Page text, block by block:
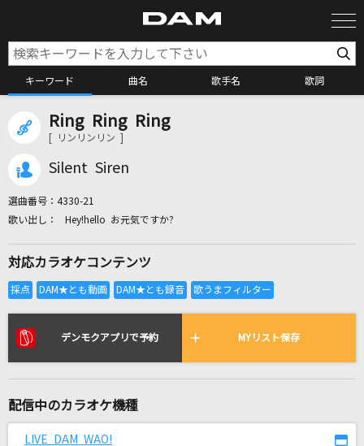
キーワード 曲名 歌手名 歌詞
カラオケ検索
全国りれき
リアルタイムで歌われている曲の一覧
咲かせや咲かせ
Ring Ring Ring
[ リンリンリン ]
Silent Siren
選曲番号： 4330-21
Hey!hello お元気ですか?
対応カラオケコンテンツ
デンモクアプリで予約 MYリスト保存
配信中のカラオケ機種
LIVE DAM WAO!